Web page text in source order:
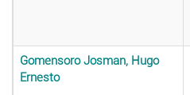
Gomensoro Josman, Hugo
Ernesto